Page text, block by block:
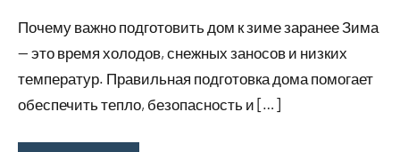
Почему важно подготовить дом к зиме заранее Зима
— это время холодов, снежных заносов и низких
температур. Правильная подготовка дома помогает
обеспечить тепло, безопасность и […]